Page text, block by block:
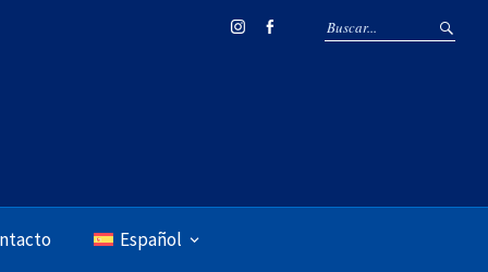
Español